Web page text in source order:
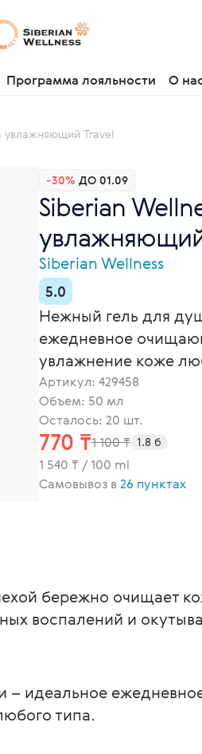
Программа лояльности О
увлажняющий Travel
-30% ДО 01.09
Siberian
Siberian Wellness
5.0
Нежный гель для
ежедневное
увлажнение коже
Артикул: 429458
Объем: 50 мл
Осталось: 20 шт.
770 ₸1 100 ₸ 1.8 б
1 540 ₸ / 100 ml
Самовывоз в26 пунктах
бережно очищает
воспалений и
идеальное
типа.